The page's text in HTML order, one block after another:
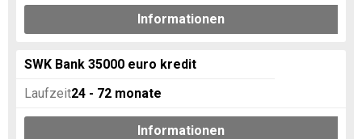
Informationen
SWK Bank 35000 euro kredit
Laufzeit24 - 72 monate
Informationen